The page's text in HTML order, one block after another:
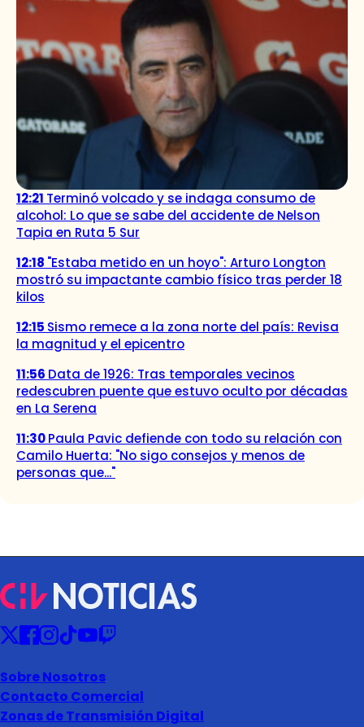
12:21 Terminó volcado y se indaga consumo de
alcohol: Lo que se sabe del accidente de Nelson
Tapia en Ruta 5 Sur
12:18 "Estaba metido en un hoyo": Arturo Longton
mostró su impactante cambio físico tras perder 18
kilos
12:15 Sismo remece a la zona norte del país: Revisa
la magnitud y el epicentro
11:56 Data de 1926: Tras temporales vecinos
redescubren puente que estuvo oculto por décadas
en La Serena
11:30Paula Pavic defiende con todo su relación con
Camilo Huerta: "No sigo consejos y menos de
personas que..."
Sobre Nosotros
Contacto Comercial
Zonas de Transmisión Digital